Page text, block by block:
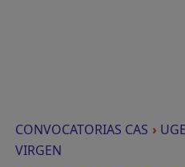
CONVOCATORIAS CAS ›
VIRGEN